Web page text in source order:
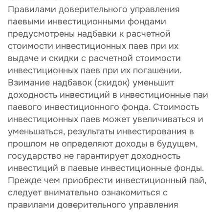
Правилами доверительного управления
паевыми инвестиционными фондами
предусмотрены надбавки к расчетной
стоимости инвестиционных паев при их
выдаче и скидки с расчетной стоимости
инвестиционных паев при их погашении.
Взимание надбавок (скидок) уменьшит
доходность инвестиций в инвестиционные паи
паевого инвестиционного фонда. Стоимость
инвестиционных паев может увеличиваться и
уменьшаться, результаты инвестирования в
прошлом не определяют доходы в будущем,
государство не гарантирует доходность
инвестиций в паевые инвестиционные фонды.
Прежде чем приобрести инвестиционный пай,
следует внимательно ознакомиться с
правилами доверительного управления